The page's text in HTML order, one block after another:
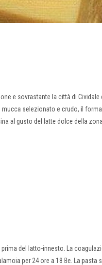
e sovrastante la città di Cividale
selezionato e crudo, il
al gusto del latte dolce della
del latto-innesto. La
per 24 ore a 18 Be. La pasta